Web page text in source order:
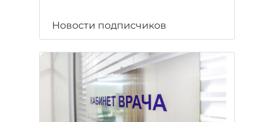
Новости подписчиков